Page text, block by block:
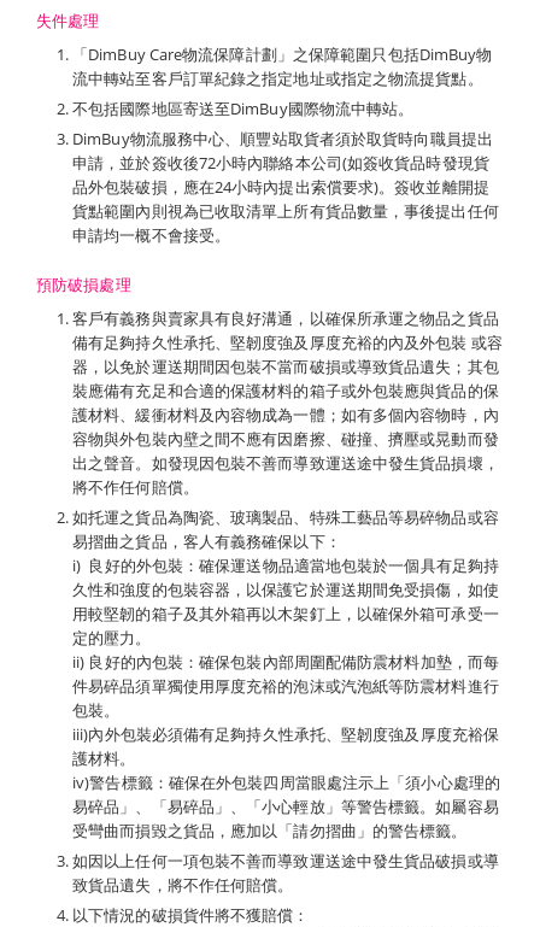
失件處理
「DimBuy Care物流保障計劃」之保障範圍只包括DimBuy物
流中轉站至客戶訂單紀錄之指定地址或指定之物流提貨點。
不包括國際地區寄送至DimBuy國際物流中轉站。
DimBuy物流服務中心、順豐站取貨者須於取貨時向職員提出
申請，並於簽收後72小時內聯絡本公司(如簽收貨品時發現貨
品外包裝破損，應在24小時內提出索償要求)。簽收並離開提
貨點範圍內則視為已收取清單上所有貨品數量，事後提出任何
申請均一概不會接受。
預防破損處理
客戶有義務與賣家具有良好溝通，以確保所承運之物品之貨品
備有足夠持久性承托、堅韌度強及厚度充裕的內及外包裝 或容
器，以免於運送期間因包裝不當而破損或導致貨品遺失；其包
裝應備有充足和合適的保護材料的箱子或外包裝應與貨品的保
護材料、緩衝材料及內容物成為一體；如有多個內容物時，內
容物與外包裝內壁之間不應有因磨擦、碰撞、擠壓或晃動而發
出之聲音。如發現因包裝不善而導致運送途中發生貨品損壞，
將不作任何賠償。
如托運之貨品為陶瓷、玻璃製品、特殊工藝品等易碎物品或容
易摺曲之貨品，客人有義務確保以下：
i) 良好的外包裝：確保運送物品適當地包裝於一個具有足夠持
久性和強度的包裝容器，以保護它於運送期間免受損傷，如使
用較堅韌的箱子及其外箱再以木架釘上，以確保外箱可承受一
定的壓力。
ii) 良好的內包裝：確保包裝內部周圍配備防震材料加墊，而每
件易碎品須單獨使用厚度充裕的泡沫或汽泡紙等防震材料進行
包裝。
iii)內外包裝必須備有足夠持久性承托、堅韌度強及厚度充裕保
護材料。
iv)警告標籤：確保在外包裝四周當眼處注示上「須小心處理的
易碎品」、「易碎品」、「小心輕放」等警告標籤。如屬容易
受彎曲而損毀之貨品，應加以「請勿摺曲」的警告標籤。
如因以上任何一項包裝不善而導致運送途中發生貨品破損或導
致貨品遺失，將不作任何賠償。
以下情況的破損貨件將不獲賠償：